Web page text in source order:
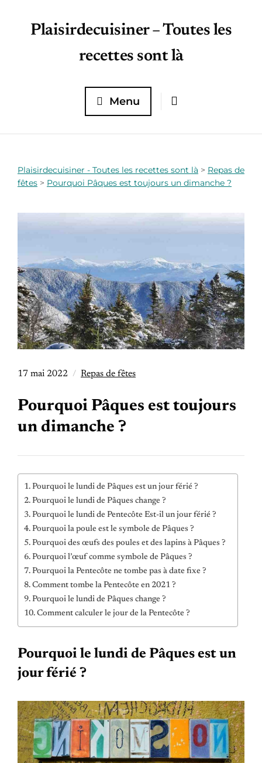
Plaisirdecuisiner – Toutes les
recettes sont là
Menu
Plaisirdecuisiner - Toutes les recettes sont là > Repas de
fêtes > Pourquoi Pâques est toujours un dimanche ?
17 mai 2022 Repas de fêtes
Pourquoi Pâques est toujours
un dimanche ?
Pourquoi le lundi de Pâques est un jour férié ?
Pourquoi le lundi de Pâques change ?
Pourquoi le lundi de Pentecôte Est-il un jour férié ?
Pourquoi la poule est le symbole de Pâques ?
Pourquoi des œufs des poules et des lapins à Pâques ?
Pourquoi l’œuf comme symbole de Pâques ?
Pourquoi la Pentecôte ne tombe pas à date fixe ?
Comment tombe la Pentecôte en 2021 ?
Pourquoi le lundi de Pâques change ?
Comment calculer le jour de la Pentecôte ?
Pourquoi le lundi de Pâques est un
jour férié ?